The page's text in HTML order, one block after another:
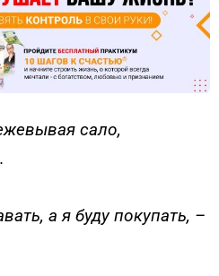
сало,
а я буду покупать, –